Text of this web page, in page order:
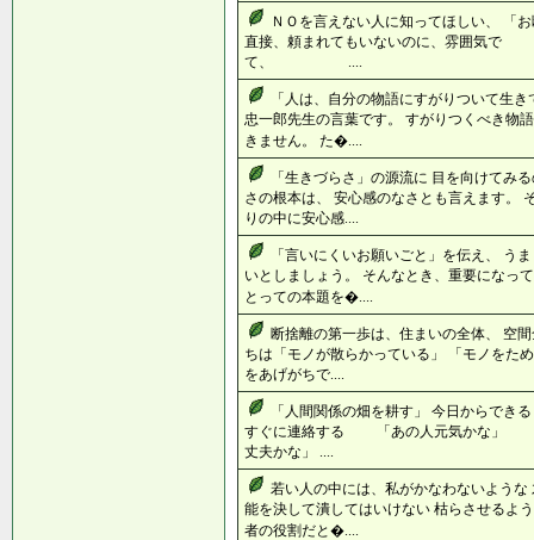
ＮＯを言えない人に知ってほしい、 「
直接、頼まれてもいないのに、雰囲
て、 ....
「人は、自分の物語にすがりついて生
忠一郎先生の言葉です。 すがりつくべき物
きません。 た�....
「生きづらさ」の源流に 目を向けてみ
さの根本は、 安心感のなさとも言えます。
りの中に安心感....
「言いにくいお願いごと」を伝え、 う
いとしましょう。 そんなとき、重要になっ
とっての本題を�....
断捨離の第一歩は、住まいの全体、 空
ちは「モノが散らかっている」 「モノをた
をあげがちで....
「人間関係の畑を耕す」 今日からでき
すぐに連絡する 「あの人元気かな」 「
丈夫かな」 ....
若い人の中には、私がかなわないよう
能を決して潰してはいけない 枯らさせるよ
者の役割だと�....